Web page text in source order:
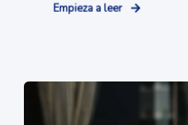
Empieza a leer